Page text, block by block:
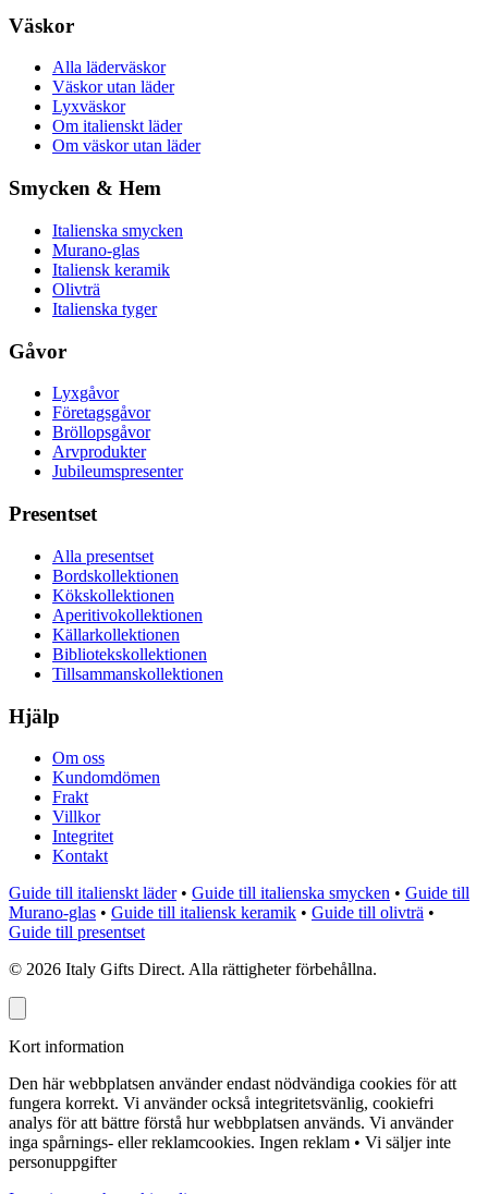
Väskor
Alla läderväskor
Väskor utan läder
Lyxväskor
Om italienskt läder
Om väskor utan läder
Smycken & Hem
Italienska smycken
Murano-glas
Italiensk keramik
Olivträ
Italienska tyger
Gåvor
Lyxgåvor
Företagsgåvor
Bröllopsgåvor
Arvprodukter
Jubileumspresenter
Presentset
Alla presentset
Bordskollektionen
Kökskollektionen
Aperitivokollektionen
Källarkollektionen
Bibliotekskollektionen
Tillsammanskollektionen
Hjälp
Om oss
Kundomdömen
Frakt
Villkor
Integritet
Kontakt
Guide till italienskt läder • Guide till italienska smycken • Guide till
Murano-glas • Guide till italiensk keramik • Guide till olivträ •
Guide till presentset
© 2026 Italy Gifts Direct. Alla rättigheter förbehållna.
Kort information
Den här webbplatsen använder endast nödvändiga cookies för att
fungera korrekt. Vi använder också integritetsvänlig, cookiefri
analys för att bättre förstå hur webbplatsen används. Vi använder
inga spårnings- eller reklamcookies. Ingen reklam • Vi säljer inte
personuppgifter